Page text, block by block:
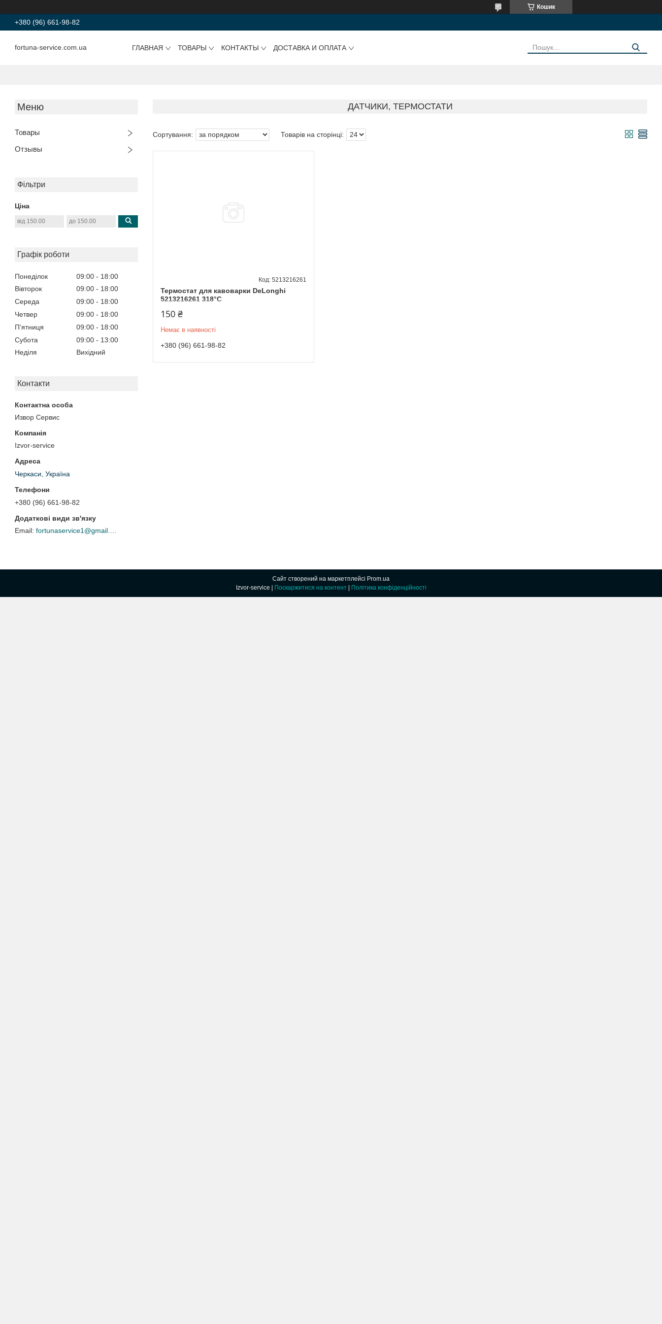
Кошик
+380 (96) 661-98-82
fortuna-service.com.ua ГЛАВНАЯ ТОВАРЫ КОНТАКТЫ ДОСТАВКА И ОПЛАТА
Товары
Отзывы
Фільтри
Ціна
Графік роботи
Понеділок 09:00
18:00
Вівторок
09:00
18:00
Середа
09:00
18:00
Четвер
09:00
18:00
Пʼятниця
09:00
18:00
Субота
09:00
13:00
Неділя
Вихідний
Контакти
Извор Сервис
Izvor-service
Черкаси, Україна
+380 (96) 661-98-82
ДАТЧИКИ, ТЕРМОСТАТИ
Термостат для кавоварки DeLonghi
5213216261 318°C
5213216261
150 ₴
Немає в наявності
+380 (96) 661-98-82
Сайт створений на маркетплейсі Prom.ua
Поскаржитися на контент Політика конфіденційності